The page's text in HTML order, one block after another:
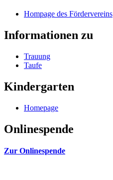
Hompage des Fördervereins
Informationen zu
Trauung
Taufe
Kindergarten
Homepage
Onlinespende
Zur Onlinespende